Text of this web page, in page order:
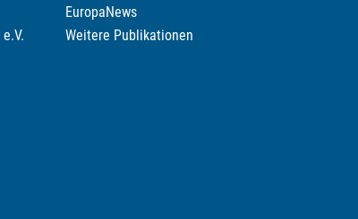
EuropaNews
Weitere Publikationen